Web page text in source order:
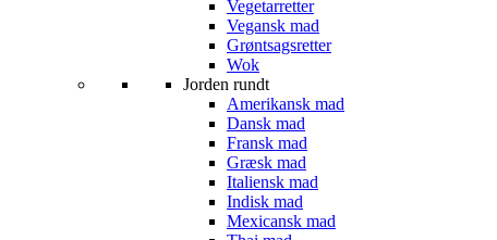
Vegetarretter
Vegansk mad
Grøntsagsretter
Wok
Jorden rundt
Amerikansk mad
Dansk mad
Fransk mad
Græsk mad
Italiensk mad
Indisk mad
Mexicansk mad